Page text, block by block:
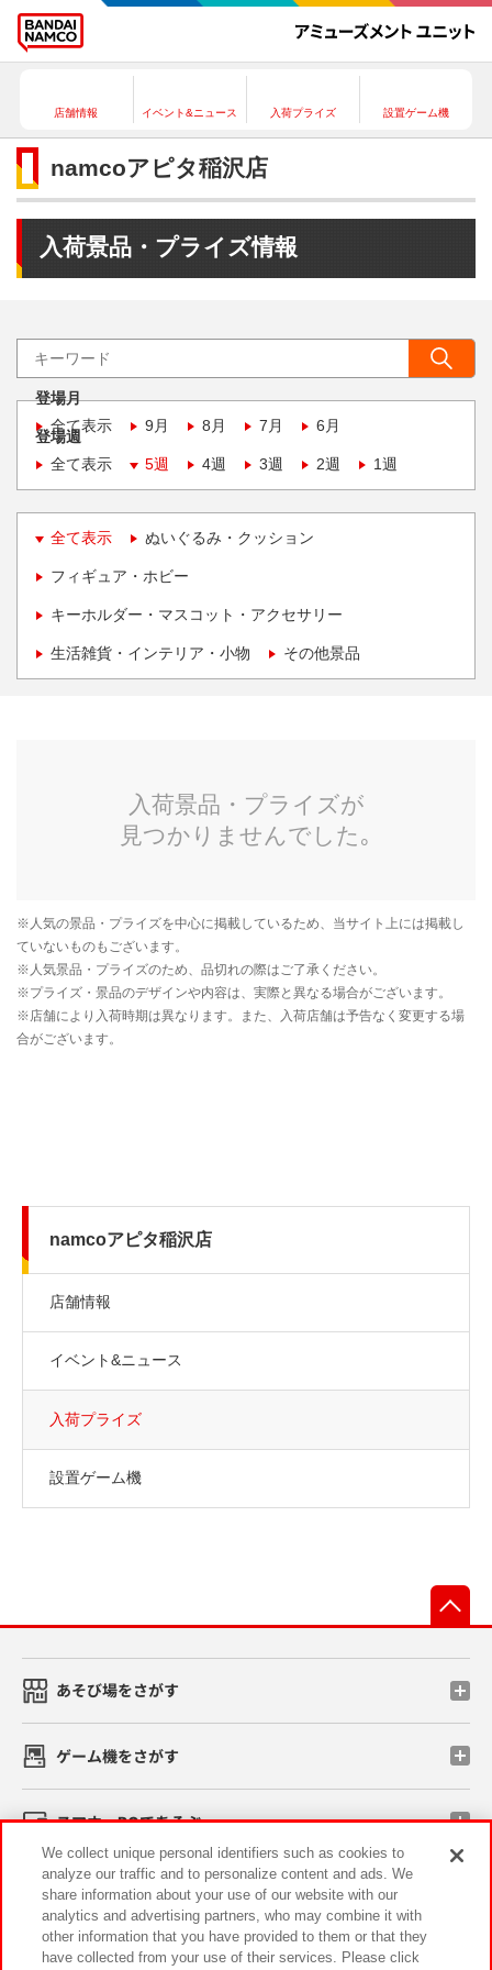
店舗情報 イベント&ニュース 入荷プライズ 設置ゲーム機
namcoアピタ稲沢店
入荷景品・プライズ情報
登場月
全て表示
9月 8月 7月 6月
登場週
全て表示
5週 4週 3週 2週 1週
全て表示 ぬいぐるみ・クッション
フィギュア・ホビー
キーホルダー・マスコット・アクセサリー
生活雑貨・インテリア・小物 その他景品
namcoアピタ稲沢店
店舗情報
イベント&ニュース
入荷プライズ
設置ゲーム機
あそび場をさがす
ゲーム機をさがす
スマホ・PCであそぶ
イベント・キャンペーン
We collect unique personal identifiers such as cookies to
analyze our traffic and to personalize content and ads. We
share information about your use of our website with our
analytics and advertising partners, who may combine it with
other information that you have provided to them or that they
have collected from your use of their services. Please click